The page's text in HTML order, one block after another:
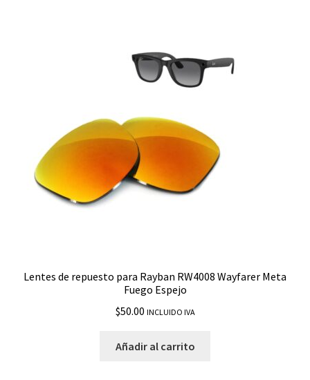
Lentes de repuesto para Rayban RW4008 Wayfarer Meta
Fuego Espejo
$50.00 INCLUIDO IVA
Añadir al carrito